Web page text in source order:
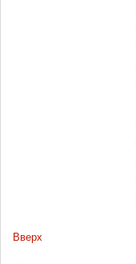
Вверх